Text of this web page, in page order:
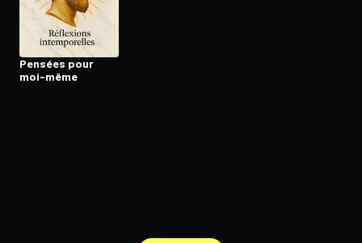
Pensées pour
moi-même